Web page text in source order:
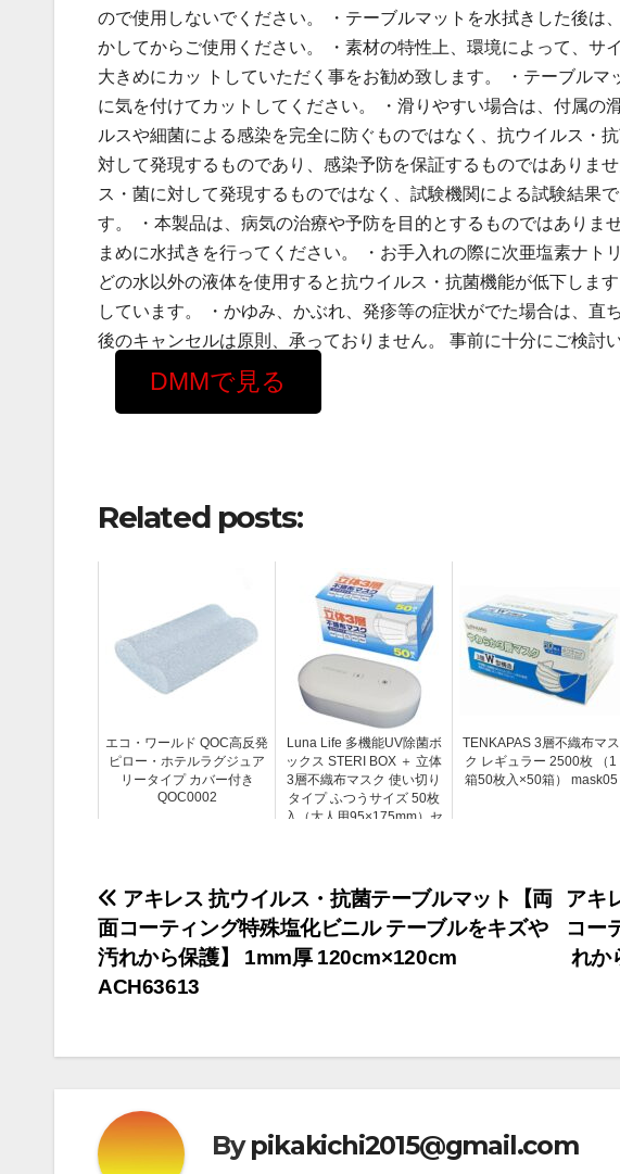
ので使用しないでください。 ・テーブルマットを水拭きした後は
かしてからご使用ください。 ・素材の特性上、環境によって、サ
大きめにカッ トしていただく事をお勧め致します。 ・テーブル
に気を付けてカットしてください。 ・滑りやすい場合は、付属の
ルスや細菌による感染を完全に防ぐものではなく、抗ウイルス・
対して発現するものであり、感染予防を保証するものではありま
ス・菌に対して発現するものではなく、試験機関による試験結果
す。 ・本製品は、病気の治療や予防を目的とするものではありま
まめに水拭きを行ってください。 ・お手入れの際に次亜塩素ナト
どの水以外の液体を使用すると抗ウイルス・抗菌機能が低下しま
しています。 ・かゆみ、かぶれ、発疹等の症状がでた場合は、直
後のキャンセルは原則、承っておりません。 事前に十分にご検討
DMMで見る
Related posts:
エコ・ワールド QOC高反発
ピロー・ホテルラグジュア
リータイプ カバー付き
QOC0002
Luna Life 多機能UV除菌ボ
ックス STERI BOX ＋ 立体
3層不織布マスク 使い切り
タイプ ふつうサイズ 50枚
入（大人用95×175mm）セ
TENKAPAS 3層不織布マス
ク レギュラー 2500枚 （1
箱50枚入×50箱） mask05
投
稿
ナ
ー
アキ
コー
れか
アキレス 抗ウイルス・抗菌テーブルマット【両
面コーティング特殊塩化ビニル テーブルをキズや
汚れから保護】 1mm厚 120cm×120cm
ACH63613
Bypikakichi2015@gmail.com